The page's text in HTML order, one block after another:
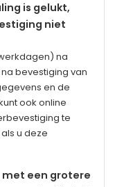
is gelukt,
niet
na
bevestiging van
en de
ook online
te
u deze
met een grotere